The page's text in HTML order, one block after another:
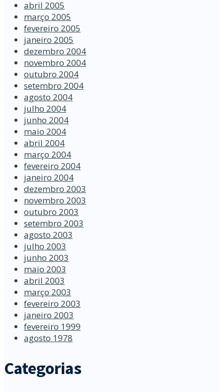
abril 2005
março 2005
fevereiro 2005
janeiro 2005
dezembro 2004
novembro 2004
outubro 2004
setembro 2004
agosto 2004
julho 2004
junho 2004
maio 2004
abril 2004
março 2004
fevereiro 2004
janeiro 2004
dezembro 2003
novembro 2003
outubro 2003
setembro 2003
agosto 2003
julho 2003
junho 2003
maio 2003
abril 2003
março 2003
fevereiro 2003
janeiro 2003
fevereiro 1999
agosto 1978
Categorias